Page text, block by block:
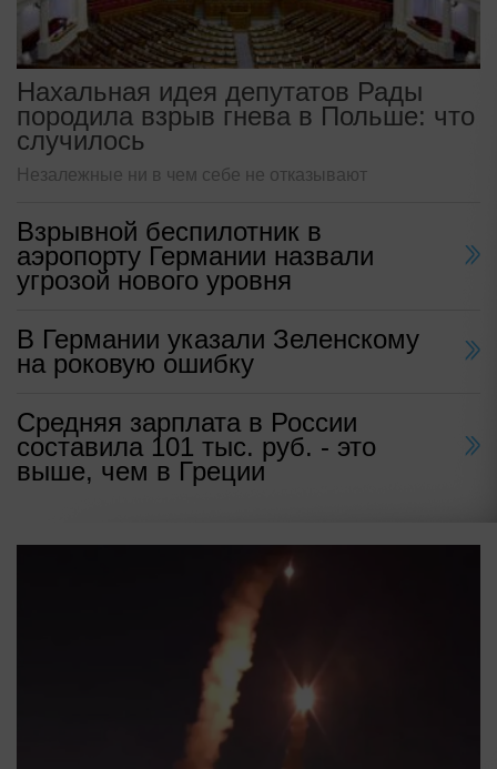
Нахальная идея депутатов Рады
породила взрыв гнева в Польше: что
случилось
Незалежные ни в чем себе не отказывают
Взрывной беспилотник в
аэропорту Германии назвали
угрозой нового уровня
В Германии указали Зеленскому
на роковую ошибку
Средняя зарплата в России
составила 101 тыс. руб. - это
выше, чем в Греции